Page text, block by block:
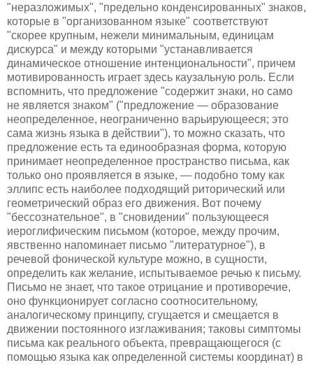
"неразложимых", "предельно конденсированных" знаков,
которые в "организованном языке" соответствуют
"скорее крупным, нежели минимальным, единицам
дискурса" и между которыми "устанавливается
динамическое отношение интенциональности", причем
мотивированность играет здесь каузальную роль. Если
вспомнить, что предложение "содержит знаки, но само
не является знаком" ("предложение — образование
неопределенное, неограниченно варьирующееся; это
сама жизнь языка в действии"), то можно сказать, что
предложение есть та единообразная форма, которую
принимает неопределенное пространство письма, как
только оно проявляется в языке, — подобно тому как
эллипс есть наиболее подходящий риторический или
геометрический образ его движения. Вот почему
"бессознательное", в "сновидении" пользующееся
иероглифическим письмом (которое, между прочим,
явственно напоминает письмо "литературное"), в
речевой фонической культуре можно, в сущности,
определить как желание, испытываемое речью к письму.
Письмо не знает, что такое отрицание и противоречие,
оно функционирует согласно соотносительному,
аналогическому принципу, сгущается и смещается в
движении постоянного изглаживания; таковы симптомы
письма как реального объекта, превращающегося (с
помощью языка как определенной системы координат) в